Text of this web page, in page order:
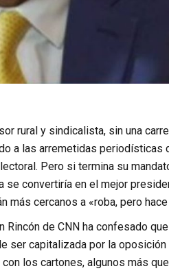
rural y sindicalista, sin una
a las arremetidas
Pero si termina su
se convertiría en el mejor
más cercanos a «roba, pero
Rincón de CNN ha confesado
ser capitalizada por la
los cartones, algunos más